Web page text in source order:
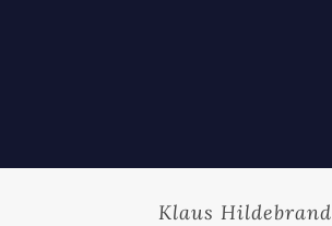
Klaus Hildebrand